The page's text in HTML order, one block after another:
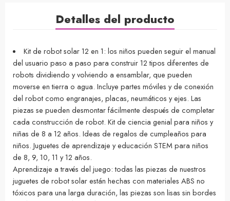
Detalles del producto
Kit de robot solar 12 en 1: los niños pueden seguir el manual
del usuario paso a paso para construir 12 tipos diferentes de
robots dividiendo y volviendo a ensamblar, que pueden
moverse en tierra o agua. Incluye partes móviles y de conexión
del robot como engranajes, placas, neumáticos y ejes. Las
piezas se pueden desmontar fácilmente después de completar
cada construcción de robot. Kit de ciencia genial para niños y
niñas de 8 a 12 años. Ideas de regalos de cumpleaños para
niños. Juguetes de aprendizaje y educación STEM para niños
de 8, 9, 10, 11 y 12 años.
Aprendizaje a través del juego: todas las piezas de nuestros
juguetes de robot solar están hechas con materiales ABS no
tóxicos para una larga duración, las piezas son lisas sin bordes